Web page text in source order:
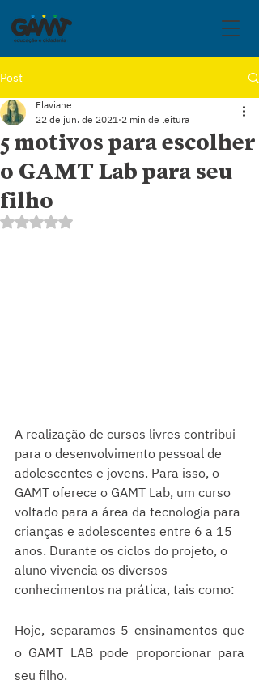
Post
5 motivos para escolher
o GAMT Lab para seu
filho
Flaviane
22 de jun. de 2021 2 min de leitura
Avaliado com NaN de 5 estrelas.
A realização de cursos livres contribui
para o desenvolvimento pessoal de
adolescentes e jovens. Para isso, o
GAMT oferece o GAMT Lab, um curso
voltado para a área da tecnologia para
crianças e adolescentes entre 6 a 15
anos. Durante os ciclos do projeto, o
aluno vivencia os diversos
conhecimentos na prática, tais como:
Hoje, separamos 5 ensinamentos que
o GAMT LAB pode proporcionar para
seu filho.